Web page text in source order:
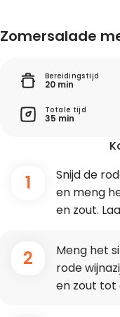
Zomersalade
Bereidingstijd
20 min
Totale tijd
35 min
1
Snijd de
en meng
en zout.
2
Meng het
rode
en zout tot